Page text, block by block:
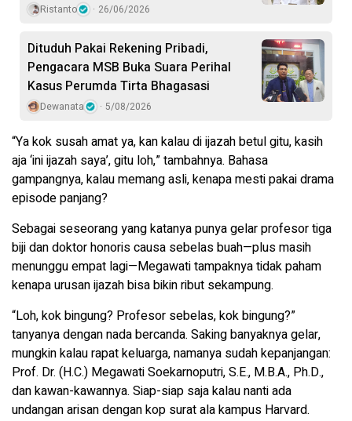
Ristanto 26/06/2026
Dituduh Pakai Rekening Pribadi,
Pengacara MSB Buka Suara Perihal
Kasus Perumda Tirta Bhagasasi
Dewanata 5/08/2026
“Ya kok susah amat ya, kan kalau di ijazah betul gitu, kasih
aja ‘ini ijazah saya’, gitu loh,” tambahnya. Bahasa
gampangnya, kalau memang asli, kenapa mesti pakai drama
episode panjang?
Sebagai seseorang yang katanya punya gelar profesor tiga
biji dan doktor honoris causa sebelas buah—plus masih
menunggu empat lagi—Megawati tampaknya tidak paham
kenapa urusan ijazah bisa bikin ribut sekampung.
“Loh, kok bingung? Profesor sebelas, kok bingung?”
tanyanya dengan nada bercanda. Saking banyaknya gelar,
mungkin kalau rapat keluarga, namanya sudah kepanjangan:
Prof. Dr. (H.C.) Megawati Soekarnoputri, S.E., M.B.A., Ph.D.,
dan kawan-kawannya. Siap-siap saja kalau nanti ada
undangan arisan dengan kop surat ala kampus Harvard.